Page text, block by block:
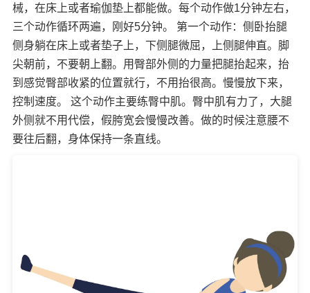
械，在床上或者瑜伽垫上都能做。每个动作做1分钟左右，
三个动作循环两遍，刚好5分钟。 第一个动作：侧卧抬腿
侧身躺在床上或者垫子上，下侧腿微屈，上侧腿伸直。脚
尖朝前，不要朝上翻。用臀部外侧的力量把腿抬起来，抬
到感觉臀部收紧的位置就行，不用抬很高。慢慢放下来，
控制速度。 这个动作主要练臀中肌。臀中肌有力了，大腿
外侧就不用代偿，假胯宽会慢慢改善。做的时候注意腰不
要往后翻，身体保持一条直线。